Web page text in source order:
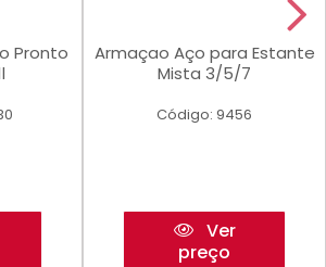
Pronto
Armaçao Aço para Estante
Mista 3/5/7
Código: 9456
Ver
preço